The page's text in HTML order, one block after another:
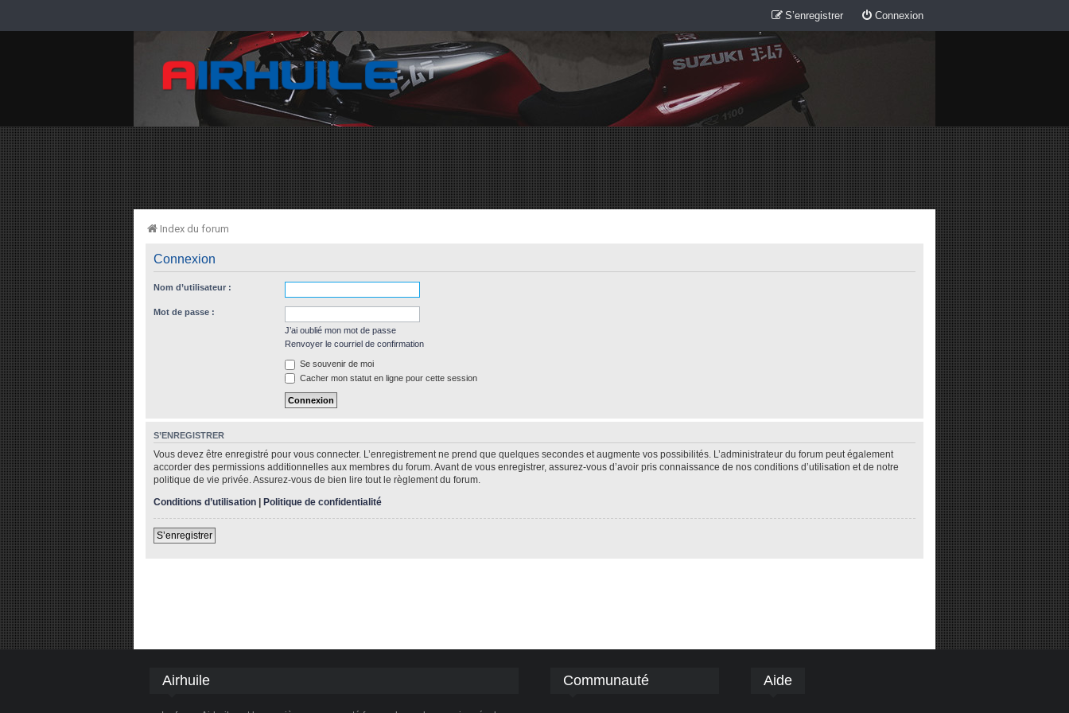
Connexion
S’enregistrer
Index du forum
Connexion
Nom d’utilisateur :
Mot de passe :
J’ai oublié mon mot de passe
Renvoyer le courriel de confirmation
Se souvenir de moi
Cacher mon statut en ligne pour cette session
S’ENREGISTRER
Vous devez être enregistré pour vous connecter. L’enregistrement ne prend que quelques secondes et augmente vos possibilités. L’administrateur du forum peut également
accorder des permissions additionnelles aux membres du forum. Avant de vous enregistrer, assurez-vous d’avoir pris connaissance de nos conditions d’utilisation et de notre
politique de vie privée. Assurez-vous de bien lire tout le règlement du forum.
Conditions d’utilisation | Politique de confidentialité
S’enregistrer
Airhuile Communauté Aide